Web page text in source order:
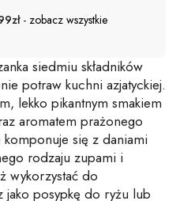
- zobacz wszystkie
siedmiu składników
potraw kuchni azjatyckiej.
lekko pikantnym smakiem
aromatem prażonego
się z daniami
rodzaju zupami i
wykorzystać do
jako posypkę do ryżu lub